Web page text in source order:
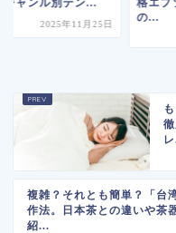
ジャンル別テン...
2025年11月25日
格エプ
の...
複雑？それとも簡単？「台
作法。日本茶との違いや茶
紹...